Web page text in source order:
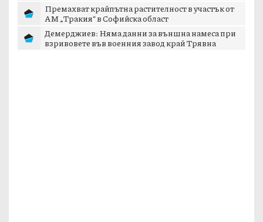
Премахват крайпътна растителност в участък от
АМ „Тракия“ в Софийска област
Демерджиев: Няма данни за външна намеса при
взривовете във военния завод край Трявна